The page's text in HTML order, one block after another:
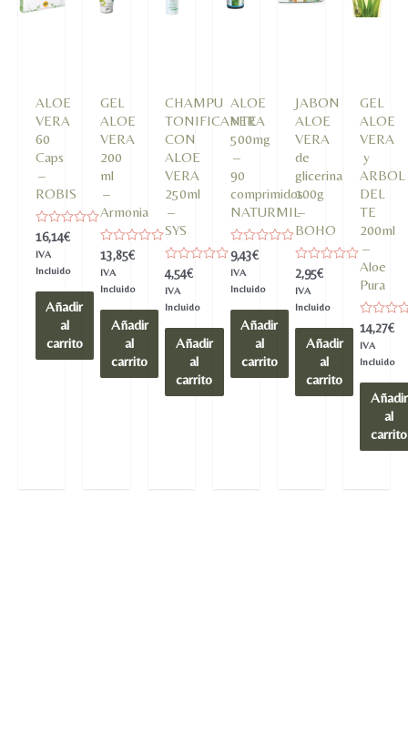
ALOE
VERA
60
Caps
–
ROBIS
Valorado
0
de
16,14€
IVA
Incluido
Añadir
al
carrito
GEL
ALOE
VERA
200
ml
–
Armonia
Valorado
en
0
de
13,85€
IVA
Incluido
Añadir
al
carrito
CHAMPU
TONIFICANTE
CON
ALOE
VERA
250ml
–
SYS
Valorado
en
0
de
4,54€
IVA
Incluido
Añadir
al
carrito
ALOE
VERA
500mg
–
90
comprimidos
NATURMIL
Valorado
en
0
de
9,43€
IVA
Incluido
Añadir
al
carrito
JABON
ALOE
VERA
de
glicerina
100g
–
BOHO
Valorado
en
0
de
2,95€
IVA
Incluido
Añadir
al
carrito
GEL
ALOE
VERA
y
ARBOL
DEL
TE
200ml
–
Aloe
Pura
Valorado
en
0
de
14,27€
IVA
Incluido
Añadir
al
carrito